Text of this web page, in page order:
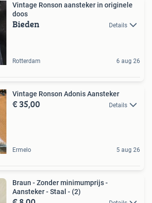
Vintage Ronson aansteker in originele
doos
Bieden Details
Rotterdam 6 aug 26
Vintage Ronson Adonis Aansteker
€ 35,00 Details
Ermelo 5 aug 26
Braun - Zonder minimumprijs -
Aansteker - Staal - (2)